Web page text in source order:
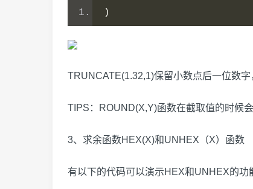
)
TRUNCATE(1.32,1)保留小数点后一位数
TIPS：ROUND(X,Y)函数在截取值的时候
3、求余函数HEX(X)和UNHEX（X）函数
有以下的代码可以演示HEX和UNHEX的功